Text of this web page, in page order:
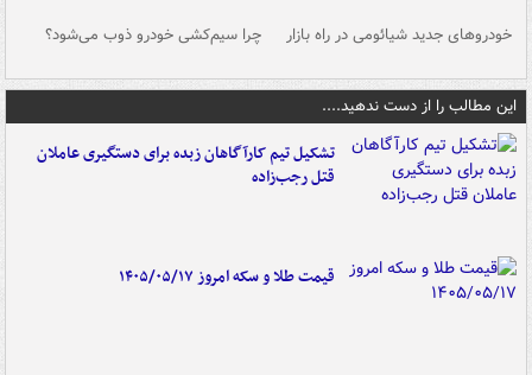
خودروهای جدید شیائومی در راه بازار چرا سیم‌کشی خودرو ذوب می‌شود؟
این مطالب را از دست ندهید....
تشکیل تیم کارآگاهان زبده برای دستگیری عاملان
قتل رجب‌زاده
قیمت طلا و سکه امروز ۱۴۰۵/۰۵/۱۷